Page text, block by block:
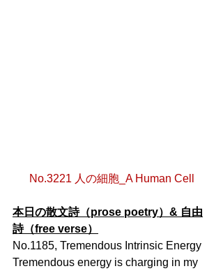
No.3221 人の細胞_A Human Cell
本日の散文詩（prose poetry）& 自由
詩（free verse）
No.1185, Tremendous Intrinsic Energy
Tremendous energy is charging in my